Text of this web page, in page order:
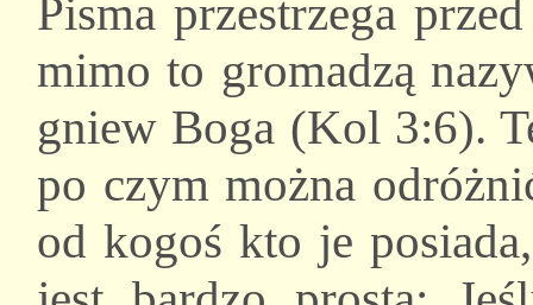
Pisma przestrzega
mimo to gromadzą
gniew Boga (Kol 3:6).
po czym można
od kogoś kto je